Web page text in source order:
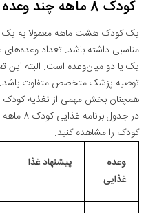
کودک 8 ماهه چند وعده غذا باید بخورد
یک کودک هشت ماهه معمولا به یک
مناسبی داشته باشد. تعداد
یک یا دو میان‌وعده است. البته
توصیه پزشک متخصص متفاوت
همچنان بخش مهمی از تغذیه
در
کودک را مشاهده کنید.
وعده
غذایی
پیشنهاد غذا